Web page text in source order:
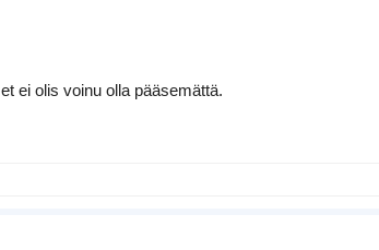
ei olis voinu olla pääsemättä.